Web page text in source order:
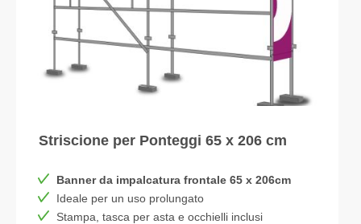
Striscione per Ponteggi 65 x 206 cm
Banner da impalcatura frontale 65 x 206cm
Ideale per un uso prolungato
Stampa, tasca per asta e occhielli inclusi